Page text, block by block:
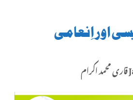
اور اِنعامی
قاری محمد اکرام